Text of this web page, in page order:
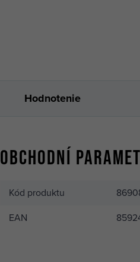
Hodnotenie
Obchodní
Kód produktu
EAN